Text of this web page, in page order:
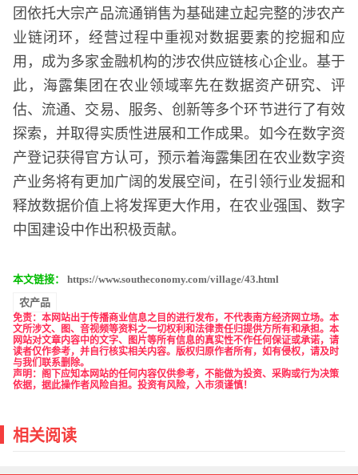
团依托大宗产品流通销售为基础建立起完整的涉农产
业链闭环，经营过程中重视对数据要素的挖掘和应
用，成为多家金融机构的涉农供应链核心企业。基于
此，海露集团在农业领域率先在数据资产研究、评
估、流通、交易、服务、创新等多个环节进行了有效
探索，并取得实质性进展和工作成果。如今在数字资
产登记获得官方认可，预示着海露集团在农业数字资
产业务将有更加广阔的发展空间，在引领行业发掘和
释放数据价值上将发挥更大作用，在农业强国、数字
中国建设中作出积极贡献。
本文链接： https://www.southeconomy.com/village/43.html
农产品
免责：本网站出于传播商业信息之目的进行发布，不代表南方经济网立场。本
文所涉文、图、音视频等资料之一切权利和法律责任归提供方所有和承担。本
网站对文章内容中的文字、图片等所有信息的真实性不作任何保证或承诺，请
读者仅作参考，并自行核实相关内容。版权归原作者所有，如有侵权，请及时
与我们联系删除。
声明：阁下应知本网站的任何内容仅供参考，不能做为投资、采购或行为决策
依据，据此操作者风险自担。投资有风险，入市须谨慎！
相关阅读